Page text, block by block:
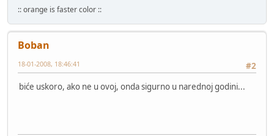
:: orange is faster color ::
Boban
#2
18-01-2008, 18:46:41
biće uskoro, ako ne u ovoj, onda sigurno u narednoj godini...